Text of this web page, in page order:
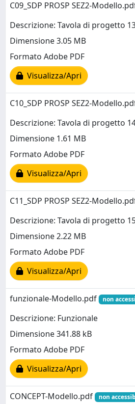
C09_SDP PROSP SEZ2-
Descrizione: Tavola di progetto
Dimensione 3.05 MB
Formato Adobe PDF
Visualizza/Apri
C10_SDP PROSP SEZ2-
Descrizione: Tavola di progetto
Dimensione 1.61 MB
Formato Adobe PDF
Visualizza/Apri
C11_SDP PROSP SEZ2-
Descrizione: Tavola di progetto
Dimensione 2.22 MB
Formato Adobe PDF
Visualizza/Apri
funzionale-Modello.pdf non
Descrizione: Funzionale
Dimensione 341.88 kB
Formato Adobe PDF
Visualizza/Apri
CONCEPT-Modello.pdf non